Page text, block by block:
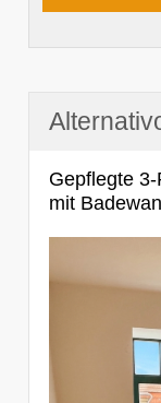
Gepflegte
mit